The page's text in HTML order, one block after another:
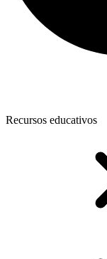
Recursos educativos